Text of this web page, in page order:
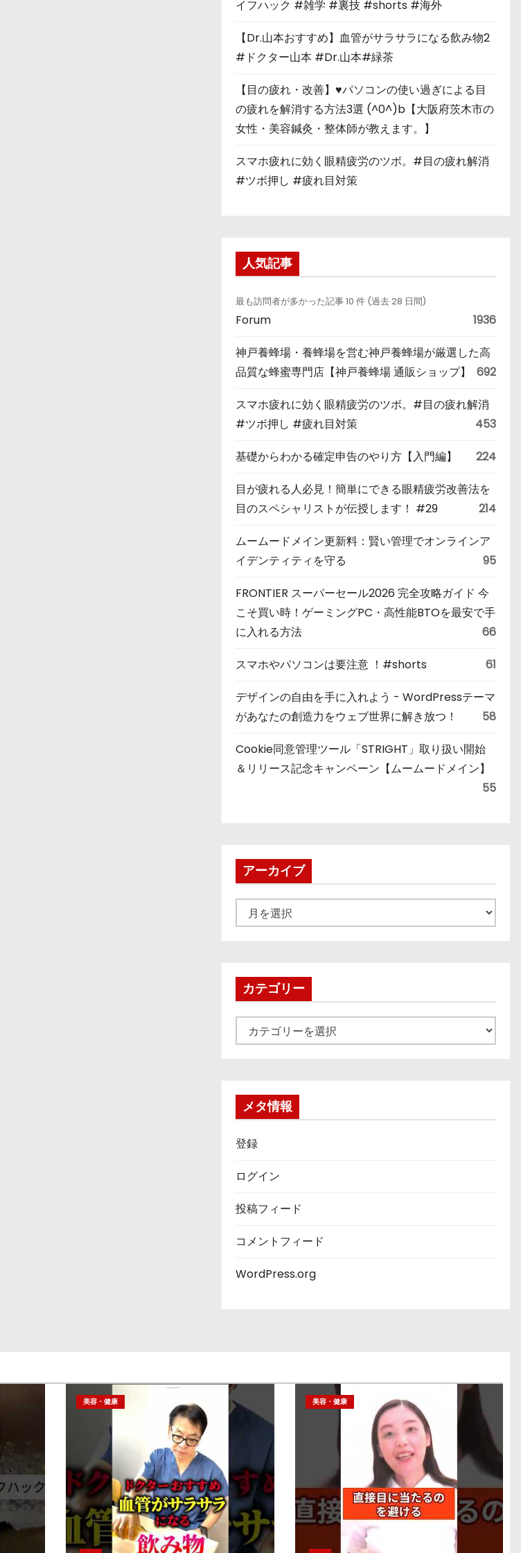
イフハック #雑学 #裏技 #shorts #海外
【Dr.山本おすすめ】血管がサラサラになる飲み物2
#ドクター山本 #Dr.山本#緑茶
【目の疲れ・改善】♥パソコンの使い過ぎによる目
の疲れを解消する方法3選 (^0^)b【大阪府茨木市の
女性・美容鍼灸・整体師が教えます。】
スマホ疲れに効く眼精疲労のツボ。#目の疲れ解消
#ツボ押し #疲れ目対策
人気記事
最も訪問者が多かった記事 10 件 (過去 28 日間)
Forum 1936
神戸養蜂場・養蜂場を営む神戸養蜂場が厳選した高
品質な蜂蜜専門店【神戸養蜂場 通販ショップ】
692
スマホ疲れに効く眼精疲労のツボ。#目の疲れ解消
#ツボ押し #疲れ目対策
453
基礎からわかる確定申告のやり方【入門編】 224
目が疲れる人必見！簡単にできる眼精疲労改善法を
目のスペシャリストが伝授します！ #29
214
ムームードメイン更新料：賢い管理でオンラインア
イデンティティを守る
95
FRONTIER スーパーセール2026 完全攻略ガイド 今
こそ買い時！ゲーミングPC・高性能BTOを最安で手
に入れる方法
66
スマホやパソコンは要注意 ！#shorts 61
デザインの自由を手に入れよう - WordPressテーマ
があなたの創造力をウェブ世界に解き放つ！
58
Cookie同意管理ツール「STRIGHT」取り扱い開始
＆リリース記念キャンペーン【ムームードメイン】
55
アーカイブ
ー
ブカテゴリー
テ
メタ情報
登録
ログイン
投稿フィード
コメントフィード
WordPress.org
美容・健康 美容・健康